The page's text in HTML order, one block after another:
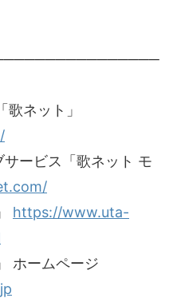
ネット」
ービス「歌ネット モ
https://www.uta-
ホームページ